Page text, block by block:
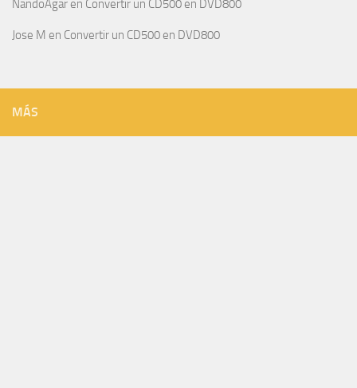
NandoAgar en Convertir un CD500 en DVD800
Jose M en Convertir un CD500 en DVD800
MÁS